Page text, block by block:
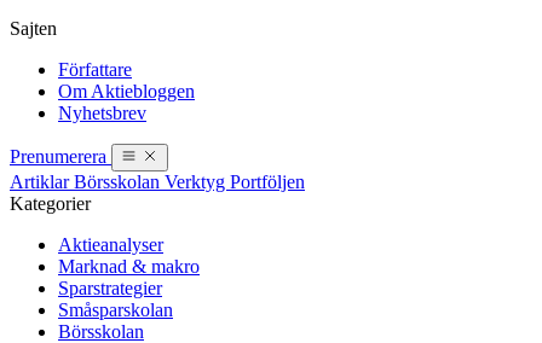
Sajten
Författare
Om Aktiebloggen
Nyhetsbrev
Prenumerera
ArtiklarBörsskolan Verktyg Portföljen
Kategorier
Aktieanalyser
Marknad & makro
Sparstrategier
Småsparskolan
Börsskolan